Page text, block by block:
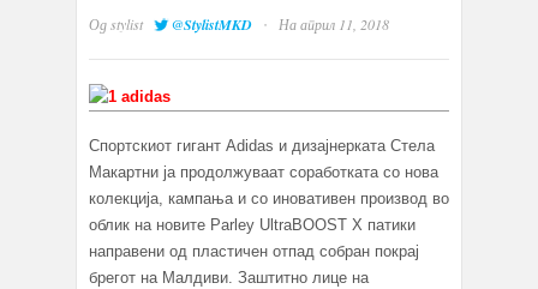
Одstylist @StylistMKD · На април 11, 2018
Спортскиот гигант Adidas и дизајнерката Стела
Макартни ја продолжуваат соработката со нова
колекција, кампања и со иновативен производ во
облик на новите Parley UltraBOOST X патики
направени од пластичен отпад собран покрај
брегот на Малдиви. Заштитно лице на